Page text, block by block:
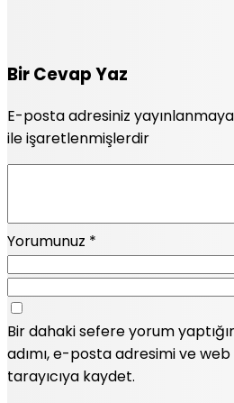
Bir Cevap Yaz
E-posta adresiniz
ile işaretlenmişlerdir
Yorumunuz *
Bir dahaki sefere yorum
adımı, e-posta adresimi ve
tarayıcıya kaydet.